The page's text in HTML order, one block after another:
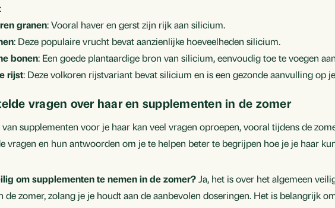
:
granen: Vooral haver en gerst zijn rijk aan silicium.
: Deze populaire vrucht bevat aanzienlijke hoeveelheden silicium.
bonen: Een goede plantaardige bron van silicium, eenvoudig toe te voegen
rijst: Deze volkoren rijstvariant bevat silicium en is een gezonde aanvulling op
vragen over haar en supplementen in de zomer
supplementen voor je haar kan veel vragen oproepen, vooral tijdens de
vragen en hun antwoorden om je te helpen beter te begrijpen hoe je je haar
om supplementen te nemen in de zomer?Ja, het is over het algemeen
de zomer, zolang je je houdt aan de aanbevolen doseringen. Het is belangrijk